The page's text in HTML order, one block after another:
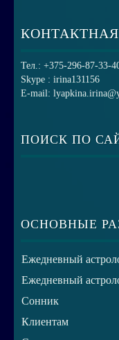
Тел.: +375-296-87-33-
Skype : irina131156
E-mail:
ПОИСК ПО
ОСНОВНЫЕ
Ежедневный
Ежедневный
Сонник
Клиентам